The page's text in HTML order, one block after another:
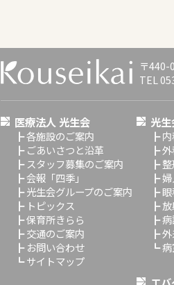
〒440-
TEL
医療法人 光生会
┣各施設のご案内
┣ごあいさつと沿革
┣スタッフ募集のご案内
┣会報「四季」
┣光生会グループのご案内
┣ トピックス
┣保育所きらら
┣交通のご案内
┣お問い合わせ
┗サイトマップ
光
┣
┣
┣
┣
┣
┣
┣
┣
┗